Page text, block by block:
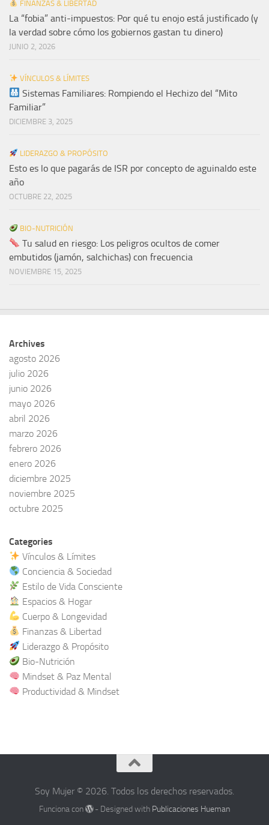
FINANZAS & LIBERTAD
La “fobia” anti-impuestos: Por qué tu enojo está justificado (y
la verdad sobre cómo los gobiernos gastan tu dinero)
JUNIO 2, 2026
VÍNCULOS & LÍMITES
Sistemas Familiares: Rompiendo el Hechizo del “Mito
Familiar”
DICIEMBRE 3, 2025
LIDERAZGO & PROPÓSITO
Esto es lo que pagarás de ISR por concepto de aguinaldo este
año
OCTUBRE 22, 2025
BIO-NUTRICIÓN
Tu salud en riesgo: Los peligros ocultos de comer
embutidos (jamón, salchichas) con frecuencia
NOVIEMBRE 15, 2025
Archives
agosto 2026
julio 2026
junio 2026
mayo 2026
abril 2026
marzo 2026
febrero 2026
enero 2026
diciembre 2025
noviembre 2025
octubre 2025
Categories
Vínculos & Límites
Conciencia & Sociedad
Estilo de Vida Consciente
Espacios & Hogar
Cuerpo & Longevidad
Finanzas & Libertad
Liderazgo & Propósito
Bio-Nutrición
Mindset & Paz Mental
Productividad & Mindset
Soy Mujer © 2026. Todos los derechos reservados.
Funciona con - Designed with Publicaciones Hueman